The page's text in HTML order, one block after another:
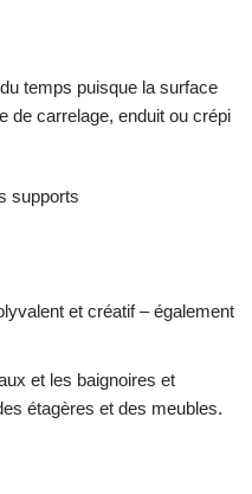
temps puisque la surface
de carrelage, enduit ou crépi
supports
et créatif – également
et les baignoires et
étagères et des meubles.